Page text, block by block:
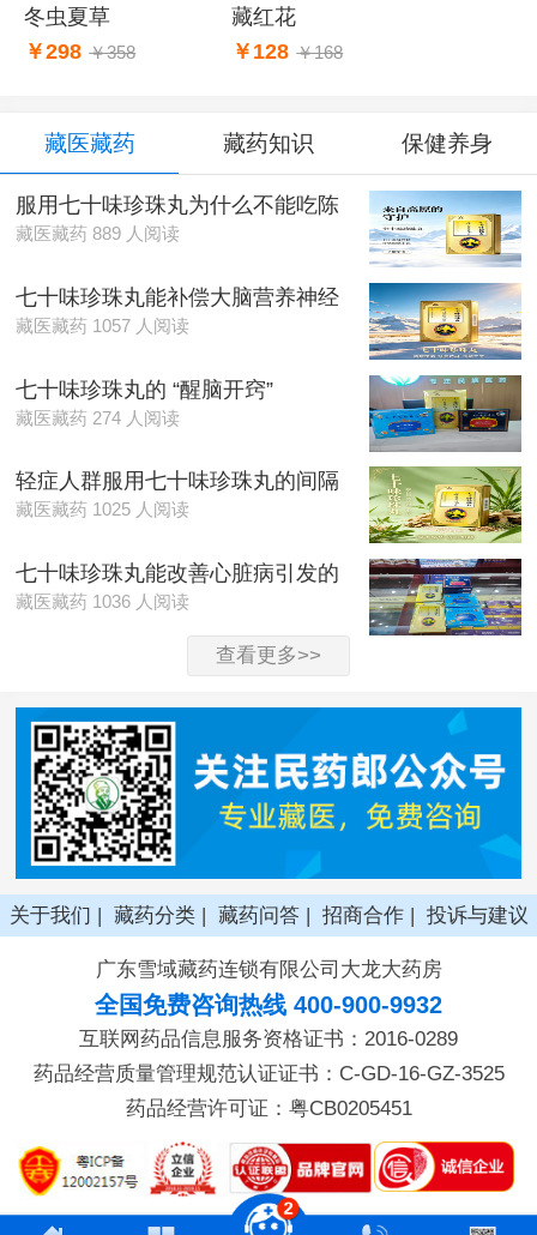
冬虫夏草
￥298 ￥358
藏红花
￥128 ￥168
藏医藏药 藏药知识 保健养身
服用七十味珍珠丸为什么不能吃陈
藏医藏药 889 人阅读
七十味珍珠丸能补偿大脑营养神经
藏医藏药 1057 人阅读
七十味珍珠丸的 “醒脑开窍”
藏医藏药 274 人阅读
轻症人群服用七十味珍珠丸的间隔
藏医藏药 1025 人阅读
七十味珍珠丸能改善心脏病引发的
藏医藏药 1036 人阅读
查看更多>>
关于我们 | 藏药分类| 藏药问答| 招商合作| 投诉与建议
广东雪域藏药连锁有限公司大龙大药房
全国免费咨询热线 400-900-9932
互联网药品信息服务资格证书：2016-0289
药品经营质量管理规范认证证书：C-GD-16-GZ-3525
药品经营许可证：粤CB0205451